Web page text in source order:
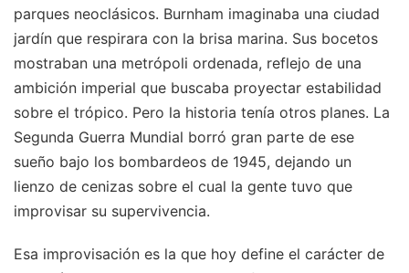
parques neoclásicos. Burnham imaginaba una ciudad
jardín que respirara con la brisa marina. Sus bocetos
mostraban una metrópoli ordenada, reflejo de una
ambición imperial que buscaba proyectar estabilidad
sobre el trópico. Pero la historia tenía otros planes. La
Segunda Guerra Mundial borró gran parte de ese
sueño bajo los bombardeos de 1945, dejando un
lienzo de cenizas sobre el cual la gente tuvo que
improvisar su supervivencia.
Esa improvisación es la que hoy define el carácter de